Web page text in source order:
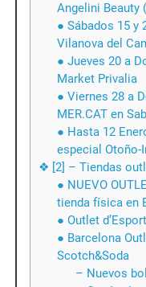
Angelini Beauty
● Sábados 15 y
Vilanova del
● Jueves 20 a
Market Privalia
● Viernes 28 a
MER.CAT en
● Hasta 12
especial Otoño-
❖ [2] – Tiendas
● NUEVO
tienda física en
● Outlet
● Barcelona
Scotch&Soda
– Nuevos